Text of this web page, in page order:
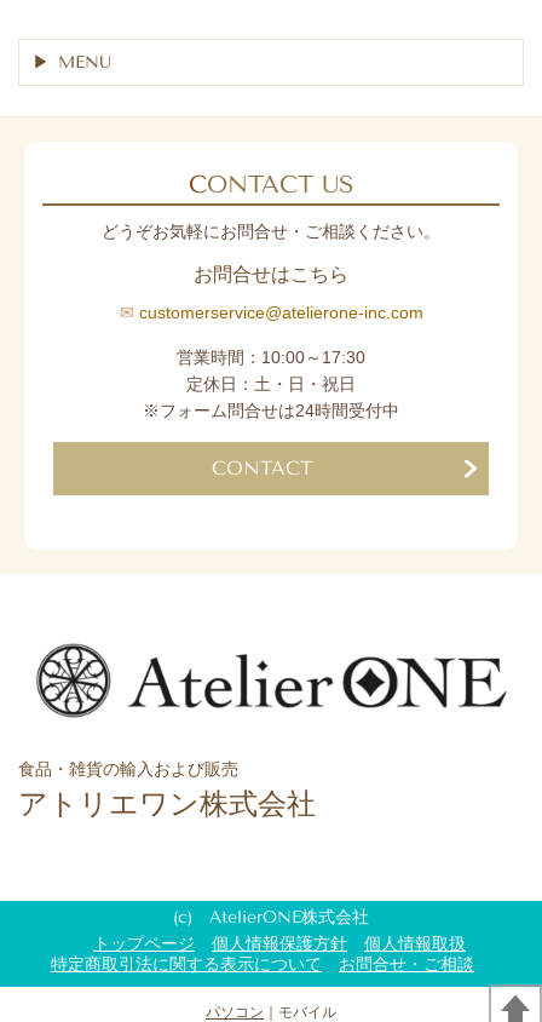
MENU
CONTACT US
どうぞお気軽にお問合せ・ご相談ください。
お問合せはこちら
✉ customerservice@atelierone-inc.com
営業時間：10:00～17:30
定休日：土・日・祝日
※フォーム問合せは24時間受付中
CONTACT
食品・雑貨の輸入および販売
アトリエワン株式会社
(c) AtelierONE株式会社
トップページ
個人情報保護方針
個人情報取扱
特定商取引法に関する表示について
お問合せ・ご相談
パソコン ｜モバイル